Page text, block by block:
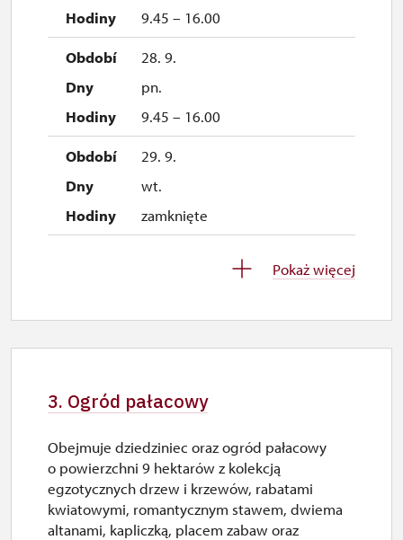
9.45 – 16.00
28. 9.
pn.
9.45 – 16.00
29. 9.
wt.
zamknięte
1. 10.-1. 11.
9.45 – 15.00
26. 10.-30. 10.
pn.–pt.
9.45 – 15.00
Pokaż więcej
3. Ogród pałacowy
Obejmuje dziedziniec oraz ogród pałacowy
o powierzchni 9 hektarów z kolekcją
egzotycznych drzew i krzewów, rabatami
kwiatowymi, romantycznym stawem, dwiema
altanami, kapliczką, placem zabaw oraz